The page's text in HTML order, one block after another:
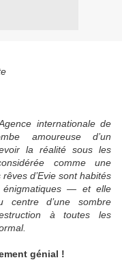
internationale de
amoureuse d’un
la réalité sous les
comme une
d’Evie sont habités
énigmatiques — et elle
centre d’une sombre
à toutes les
génial !